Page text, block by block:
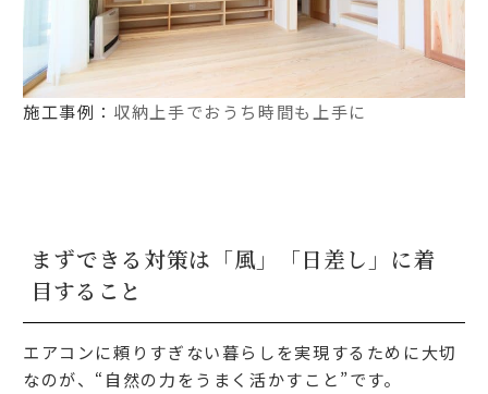
施工事例： 収納上手でおうち時間も上手に
まずできる対策は「風」「日差し」に着
目すること
エアコンに頼りすぎない暮らしを実現するために大切
なのが、“自然の力をうまく活かすこと”です。